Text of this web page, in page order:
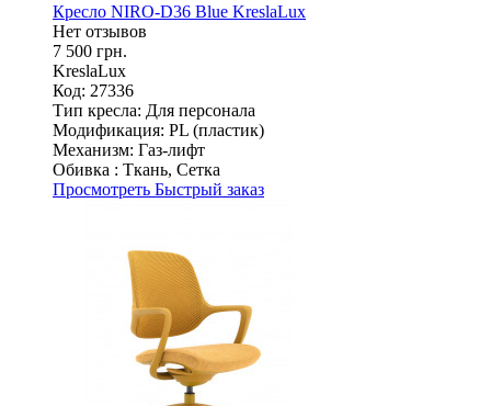
Кресло NIRO-D36 Blue KreslaLux
Нет отзывов
7 500 грн.
KreslaLux
Код: 27336
Тип кресла: Для персонала
Модификация: PL (пластик)
Механизм: Газ-лифт
Обивка : Ткань, Сетка
Просмотреть Быстрый заказ